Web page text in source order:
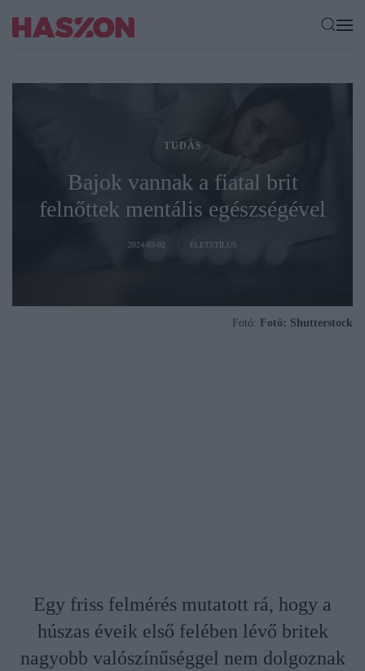
TUDÁS
Bajok vannak a fiatal brit
felnőttek mentális egészségével
2024-03-02 ÉLETSTÍLUS
Fotó: Fotó: Shutterstock
Egy friss felmérés mutatott rá, hogy a
húszas éveik első felében lévő britek
nagyobb valószínűséggel nem dolgoznak